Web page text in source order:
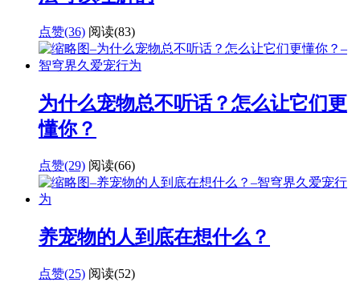
点赞(36) 阅读(83)
为什么宠物总不听话？怎么让它们更
懂你？
点赞(29) 阅读(66)
养宠物的人到底在想什么？
点赞(25) 阅读(52)